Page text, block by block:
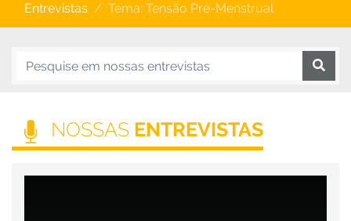
Entrevistas Tema: Tensão Pré-Menstrual
NOSSAS ENTREVISTAS